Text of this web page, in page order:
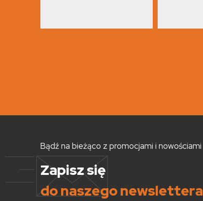
Bądź na bieżąco z promocjami i nowościami
Zapisz się
do naszego newslettera